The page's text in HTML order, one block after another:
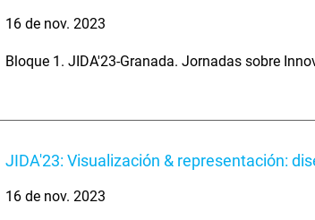
16 de nov. 2023
Bloque 1. JIDA'23-Granada. Jornadas sobre
JIDA'23: Visualización & representación:
16 de nov. 2023